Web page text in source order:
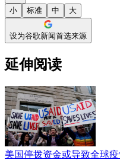
小 标准 中 大
设为谷歌新闻首选来源
延伸阅读
美国停拨资金或导致全球